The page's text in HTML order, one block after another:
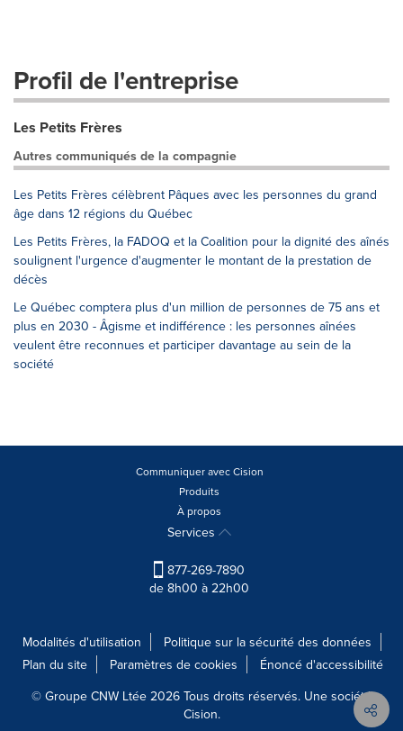
Profil de l'entreprise
Les Petits Frères
Autres communiqués de la compagnie
Les Petits Frères célèbrent Pâques avec les personnes du grand
âge dans 12 régions du Québec
Les Petits Frères, la FADOQ et la Coalition pour la dignité des aînés
soulignent l'urgence d'augmenter le montant de la prestation de
décès
Le Québec comptera plus d'un million de personnes de 75 ans et
plus en 2030 - Âgisme et indifférence : les personnes aînées
veulent être reconnues et participer davantage au sein de la
société
Communiquer avec Cision
Produits
À propos
Services
877-269-7890
de 8h00 à 22h00
Modalités d'utilisation
Politique sur la sécurité des données
Plan du site
Paramètres de cookies
Énoncé d'accessibilité
© Groupe CNW Ltée 2026 Tous droits réservés. Une société
Cision.